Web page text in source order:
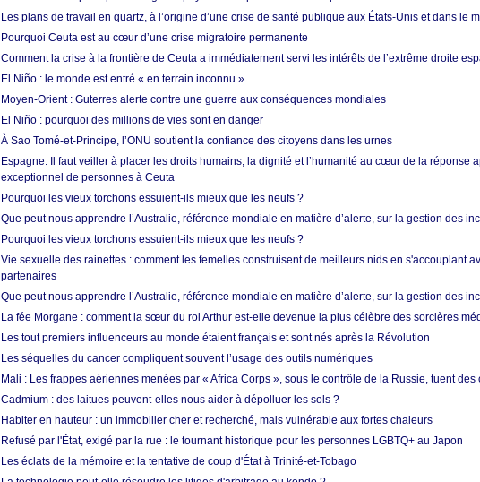
Les plans de travail en quartz, à l’origine d’une crise de santé publique aux États-Unis et dans le
Pourquoi Ceuta est au cœur d’une crise migratoire permanente
Comment la crise à la frontière de Ceuta a immédiatement servi les intérêts de l’extrême droite
El Niño : le monde est entré « en terrain inconnu »
Moyen-Orient : Guterres alerte contre une guerre aux conséquences mondiales
El Niño : pourquoi des millions de vies sont en danger
À Sao Tomé-et-Principe, l’ONU soutient la confiance des citoyens dans les urnes
Espagne. Il faut veiller à placer les droits humains, la dignité et l’humanité au cœur de la réponse
exceptionnel de personnes à Ceuta
Pourquoi les vieux torchons essuient-ils mieux que les neufs ?
Que peut nous apprendre l’Australie, référence mondiale en matière d’alerte, sur la gestion des
Pourquoi les vieux torchons essuient-ils mieux que les neufs ?
Vie sexuelle des rainettes : comment les femelles construisent de meilleurs nids en s'accouplant
partenaires
Que peut nous apprendre l’Australie, référence mondiale en matière d’alerte, sur la gestion des
La fée Morgane : comment la sœur du roi Arthur est-elle devenue la plus célèbre des sorcières
Les tout premiers influenceurs au monde étaient français et sont nés après la Révolution
Les séquelles du cancer compliquent souvent l’usage des outils numériques
Mali : Les frappes aériennes menées par « Africa Corps », sous le contrôle de la Russie, tuent des
Cadmium : des laitues peuvent-elles nous aider à dépolluer les sols ?
Habiter en hauteur : un immobilier cher et recherché, mais vulnérable aux fortes chaleurs
Refusé par l'État, exigé par la rue : le tournant historique pour les personnes LGBTQ+ au Japon
Les éclats de la mémoire et la tentative de coup d'État à Trinité-et-Tobago